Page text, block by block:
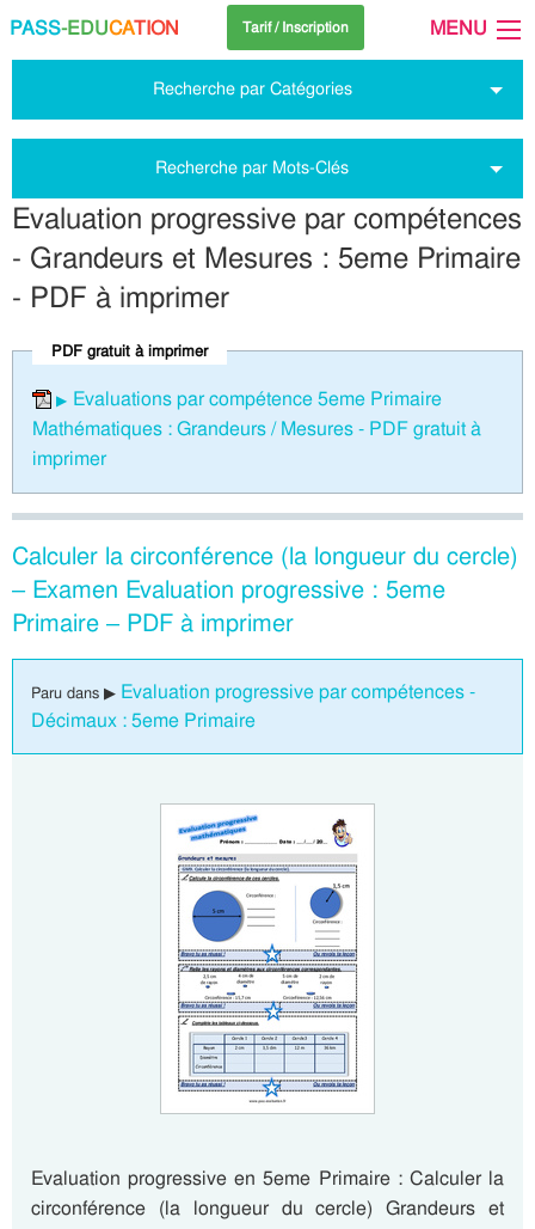
PASS-EDUCATION Tarif / Inscription MENU
Recherche par Catégories
Recherche par Mots-Clés
Evaluation progressive par compétences
- Grandeurs et Mesures : 5eme Primaire
- PDF à imprimer
PDF gratuit à imprimer
Evaluations par compétence 5eme Primaire
Mathématiques : Grandeurs / Mesures - PDF gratuit à
imprimer
Calculer la circonférence (la longueur du cercle)
– Examen Evaluation progressive : 5eme
Primaire – PDF à imprimer
Paru dans ▶ Evaluation progressive par compétences -
Décimaux : 5eme Primaire
Evaluation progressive en 5eme Primaire : Calculer la
circonférence (la longueur du cercle) Grandeurs et